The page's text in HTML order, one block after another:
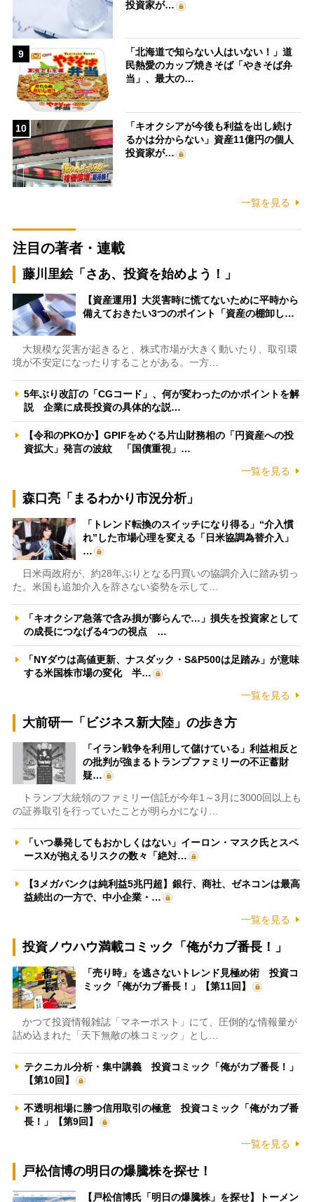
投資家が…
9
「北海道で知らない人はいない！」道
民熱愛のカップ焼きそば「やきそば弁
当」、最大の…
10
「キオクシアが今後も利益を出し続け
るかは分からない」資産11億円の個人
投資家が…
一覧を見る
注目の著者・連載
藤川里絵「さあ、投資を始めよう！」
【資産運用】大災害時に慌てないために平時から
備えておきたい3つのポイント「資産の棚卸し…
大規模な災害が起きると、株式市場が大きく動いたり、取引環
境が不安定になったりすることがある。一方…
5年ぶり改訂の「CGコード」、何が変わったのかポイントを解
説 企業に成長投資の具体的な説…
【令和のPKOか】GPIFをめぐる片山財務相の「円資産への投
資拡大」発言の波紋 「国債重視」…
一覧を見る
森口亮「まるわかり市況分析」
「トレンド転換のスイッチになり得る」“介入慣
れ”した市場心理を変える「日米協調為替介入」
…
日米両政府が、約28年ぶりとなる円買いの協調介入に踏み切っ
た。米国も追加介入を辞さない姿勢を示して…
「キオクシア急落で含み損が膨らんで…」損失を投資家として
の成長につなげる4つの視点 …
「NYダウは高値更新、ナスダック・S&P500は足踏み」が意味
する米国株市場の変化 半…
一覧を見る
大前研一「ビジネス新大陸」の歩き方
「イラン戦争を利用して儲けている」利益相反と
の批判が強まるトランプファミリーの不正蓄財
疑…
トランプ大統領のファミリー信託が今年1～3月に3000回以上も
の証券取引を行っていたことが明らかになり…
「いつ暴発してもおかしくはない」イーロン・マスク氏とスペ
ースXが抱えるリスクの数々「絶対…
【3メガバンクは純利益5兆円超】銀行、商社、ゼネコンは最高
益続出の一方で、中小企業・…
一覧を見る
投資ノウハウ満載コミック「俺がカブ番長！」
「売り時」を逃さないトレンド見極め術 投資コ
ミック「俺がカブ番長！」【第11回】
かつて投資情報雑誌「マネーポスト」にて、圧倒的な情報量が
詰め込まれた「天下無敵の株コミック」とし…
テクニカル分析・集中講義 投資コミック「俺がカブ番長！」
【第10回】
不透明相場に勝つ信用取引の極意 投資コミック「俺がカブ番
長！」【第9回】
一覧を見る
戸松信博の明日の爆騰株を探せ！
【戸松信博氏「明日の爆騰株」を探せ】トーメン